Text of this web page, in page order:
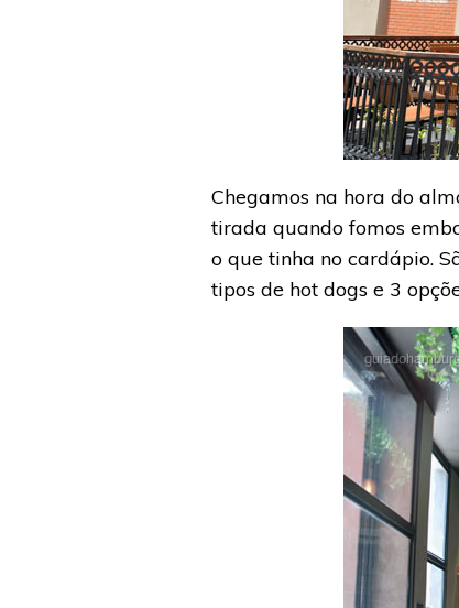
Chegamos na hora do
tirada quando fomos
o que tinha no cardápio.
tipos de hot dogs e 3